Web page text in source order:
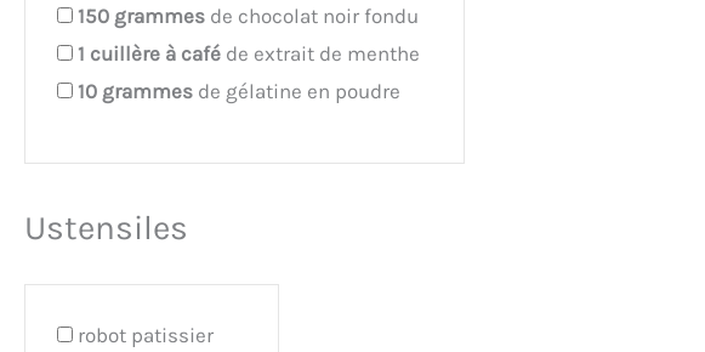
150 grammes de chocolat noir fondu
1 cuillère à café de extrait de menthe
10 grammes de gélatine en poudre
Ustensiles
robot patissier